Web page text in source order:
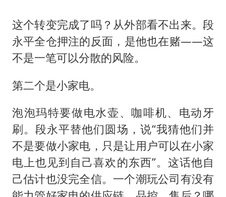
这个转变完成了吗？从外部看不出来。段
永平全仓押注的反面，是他也在赌——这
不是一笔可以分散的风险。
第二个是小家电。
泡泡玛特要做电水壶、咖啡机、电动牙
刷。段永平替他们圆场，说“我猜他们并
不是要做小家电，只是让用户可以在小家
电上也见到自己喜欢的东西”。这话他自
己估计也没完全信。一个潮玩公司有没有